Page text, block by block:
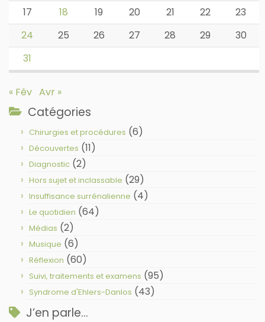
17
18 19 20 21 22
23
24
25 26 27 28 29
30
31
« Fév Avr »
Catégories
Chirurgies et procédures (6)
Découvertes (11)
Diagnostic (2)
Hors sujet et inclassable (29)
Insuffisance surrénalienne (4)
Le quotidien (64)
Médias (2)
Musique (6)
Réflexion (60)
Suivi, traitements et examens (95)
Syndrome d'Ehlers-Danlos (43)
J’en parle…